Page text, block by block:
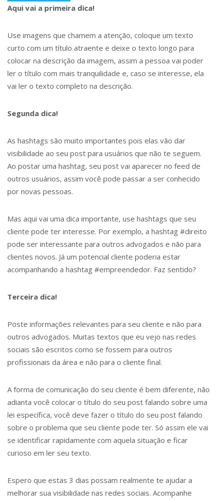
Aqui vai a primeira dica!
Use imagens que chamem a atenção, coloque um texto
curto com um título atraente e deixe o texto longo para
colocar na descrição da imagem, assim a pessoa vai poder
ler o título com mais tranquilidade e, caso se interesse, ela
vai ler o texto completo na descrição.
Segunda dica!
As hashtags são muito importantes pois elas vão dar
visibilidade ao seu post para usuários que não te seguem.
Ao postar uma hashtag, seu post vai aparecer no feed de
outros usuários, assim você pode passar a ser conhecido
por novas pessoas.
Mas aqui vai uma dica importante, use hashtags que seu
cliente pode ter interesse. Por exemplo, a hashtag #direito
pode ser interessante para outros advogados e não para
clientes novos. Já um potencial cliente poderia estar
acompanhando a hashtag #empreendedor. Faz sentido?
Terceira dica!
Poste informações relevantes para seu cliente e não para
outros advogados. Muitas textos que eu vejo nas redes
sociais são escritos como se fossem para outros
profissionais da área e não para o cliente final.
A forma de comunicação do seu cliente é bem diferente, não
adianta você colocar o título do seu post falando sobre uma
lei específica, você deve fazer o título do seu post falando
sobre o problema que seu cliente pode ter. Só assim ele vai
se identificar rapidamente com aquela situação e ficar
curioso em ler seu texto.
Espero que estas 3 dias possam realmente te ajudar a
melhorar sua visibilidade nas redes sociais. Acompanhe